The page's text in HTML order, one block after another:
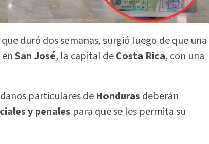
duró dos semanas, surgió luego de que una
San José, la capital deCosta Rica, con una
particulares de Honduras deberán
y penales para que se les permita su